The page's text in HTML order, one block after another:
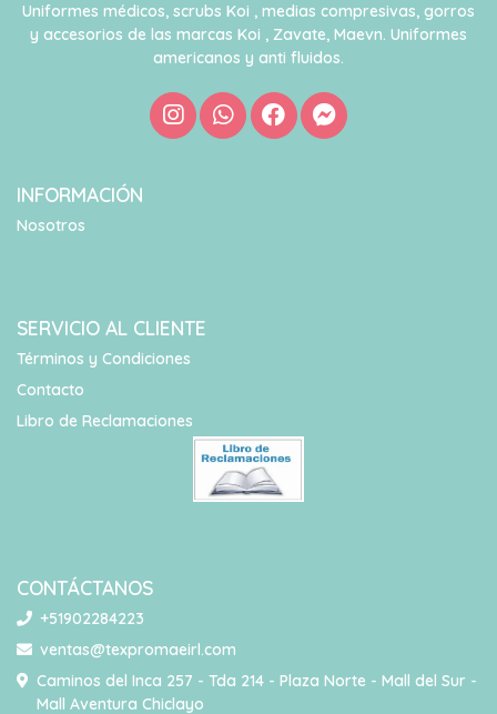
Uniformes médicos, scrubs Koi , medias compresivas, gorros
y accesorios de las marcas Koi , Zavate, Maevn. Uniformes
americanos y anti fluidos.
INFORMACIÓN
Nosotros
SERVICIO AL CLIENTE
Términos y Condiciones
Contacto
Libro de Reclamaciones
CONTÁCTANOS
+51902284223
ventas@texpromaeirl.com
Caminos del Inca 257 - Tda 214 - Plaza Norte - Mall del Sur -
Mall Aventura Chiclayo